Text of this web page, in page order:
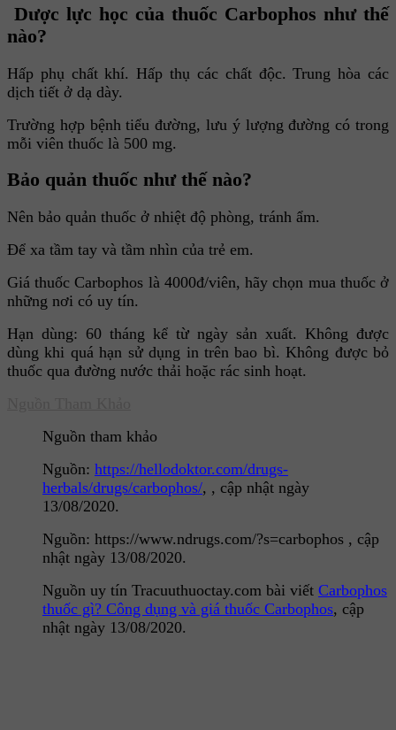
Dược lực học của thuốc Carbophos như thế
nào?
Hấp phụ chất khí. Hấp thụ các chất độc. Trung hòa các
dịch tiết ở dạ dày.
Trường hợp bệnh tiểu đường, lưu ý lượng đường có trong
mỗi viên thuốc là 500 mg.
Bảo quản thuốc như thế nào?
Nên bảo quản thuốc ở nhiệt độ phòng, tránh ẩm.
Để xa tầm tay và tầm nhìn của trẻ em.
Giá thuốc Carbophos là 4000đ/viên, hãy chọn mua thuốc ở
những nơi có uy tín.
Hạn dùng: 60 tháng kể từ ngày sản xuất. Không được
dùng khi quá hạn sử dụng in trên bao bì. Không được bỏ
thuốc qua đường nước thải hoặc rác sinh hoạt.
Nguồn tham khảo
Nguồn: https://hellodoktor.com/drugs-
herbals/drugs/carbophos/, , cập nhật ngày
13/08/2020.
Nguồn: https://www.ndrugs.com/?s=carbophos , cập
nhật ngày 13/08/2020.
Nguồn uy tín Tracuuthuoctay.com bài viết Carbophos
thuốc gì? Công dụng và giá thuốc Carbophos, cập
nhật ngày 13/08/2020.